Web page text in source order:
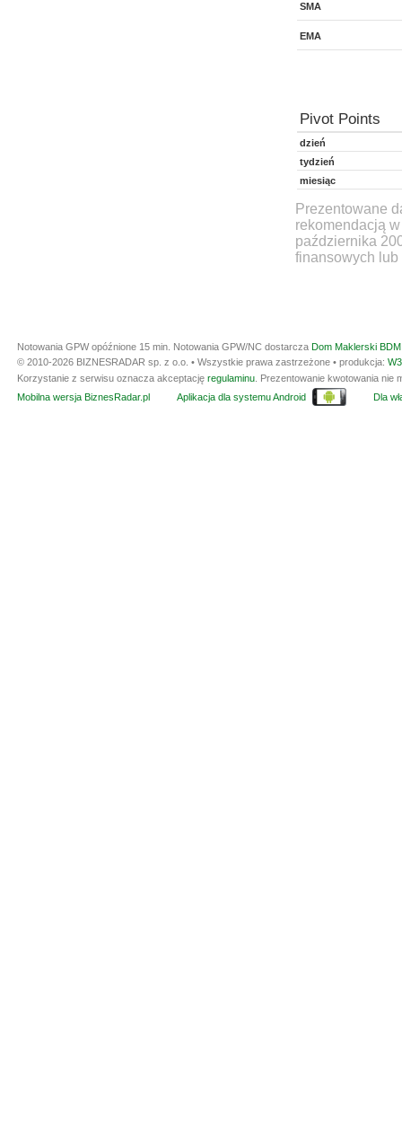
SMA
EMA
Pivot Points
dzień
tydzień
miesiąc
Prezentowane
rekomendacją
października
finansowych lub
Notowania GPW opóźnione 15 min. Notowania GPW/NC dostarcza Dom Maklerski
© 2010-2026 BIZNESRADAR sp. z o.o. • Wszystkie prawa zastrzeżone • produkcja:
Korzystanie z serwisu oznacza akceptację regulaminu . Prezentowanie kwotowania
Mobilna wersja BiznesRadar.pl
Aplikacja dla systemu Android Dla